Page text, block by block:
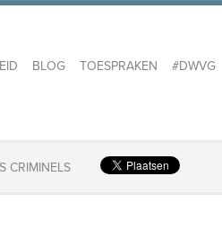
BLOG TOESPRAKEN #DWVG
CRIMINELS